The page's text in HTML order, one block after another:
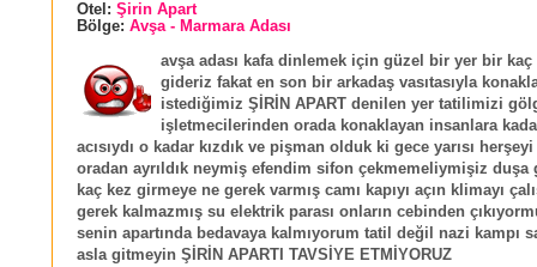
Otel: Şirin Apart
Bölge: Avşa - Marmara Adası
avşa adası kafa dinlemek için güzel bir yer bir kaç
gideriz fakat en son bir arkadaş vasıtasıyla
istediğimiz ŞİRİN APART denilen yer tatilimizi
işletmecilerinden orada konaklayan insanlara
acısıydı o kadar kızdık ve pişman olduk ki gece yarısı
oradan ayrıldık neymiş efendim sifon çekmemeliymişiz duşa
kaç kez girmeye ne gerek varmış camı kapıyı açın klimayı
gerek kalmazmış su elektrik parası onların cebinden
senin apartında bedavaya kalmıyorum tatil değil nazi kampı
asla gitmeyin ŞİRİN APARTI TAVSİYE ETMİYORUZ